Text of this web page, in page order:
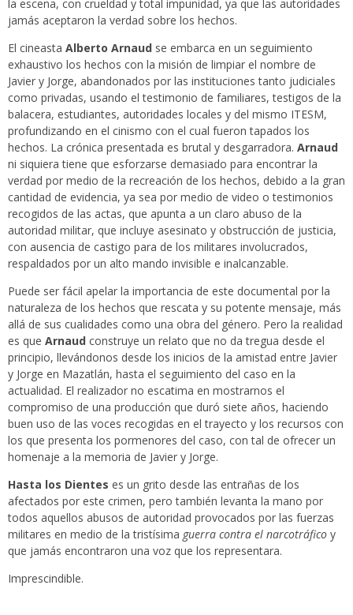
la escena, con crueldad y total impunidad, ya que las autoridades
jamás aceptaron la verdad sobre los hechos.
El cineasta Alberto Arnaud se embarca en un seguimiento
exhaustivo los hechos con la misión de limpiar el nombre de
Javier y Jorge, abandonados por las instituciones tanto judiciales
como privadas, usando el testimonio de familiares, testigos de la
balacera, estudiantes, autoridades locales y del mismo ITESM,
profundizando en el cinismo con el cual fueron tapados los
hechos. La crónica presentada es brutal y desgarradora. Arnaud
ni siquiera tiene que esforzarse demasiado para encontrar la
verdad por medio de la recreación de los hechos, debido a la gran
cantidad de evidencia, ya sea por medio de video o testimonios
recogidos de las actas, que apunta a un claro abuso de la
autoridad militar, que incluye asesinato y obstrucción de justicia,
con ausencia de castigo para de los militares involucrados,
respaldados por un alto mando invisible e inalcanzable.
Puede ser fácil apelar la importancia de este documental por la
naturaleza de los hechos que rescata y su potente mensaje, más
allá de sus cualidades como una obra del género. Pero la realidad
es que Arnaud construye un relato que no da tregua desde el
principio, llevándonos desde los inicios de la amistad entre Javier
y Jorge en Mazatlán, hasta el seguimiento del caso en la
actualidad. El realizador no escatima en mostrarnos el
compromiso de una producción que duró siete años, haciendo
buen uso de las voces recogidas en el trayecto y los recursos con
los que presenta los pormenores del caso, con tal de ofrecer un
homenaje a la memoria de Javier y Jorge.
Hasta los Dientes es un grito desde las entrañas de los
afectados por este crimen, pero también levanta la mano por
todos aquellos abusos de autoridad provocados por las fuerzas
militares en medio de la tristísima guerra contra el narcotráfico y
que jamás encontraron una voz que los representara.
Imprescindible.